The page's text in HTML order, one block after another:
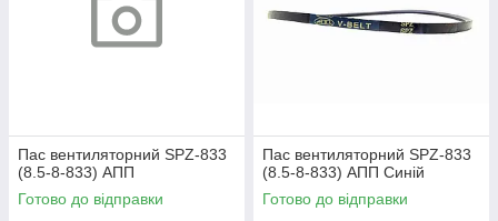
Пас вентиляторний SPZ-833
(8.5-8-833) АПП
Готово до відправки
Пас вентиляторний SPZ-833
(8.5-8-833) АПП Синій
Готово до відправки